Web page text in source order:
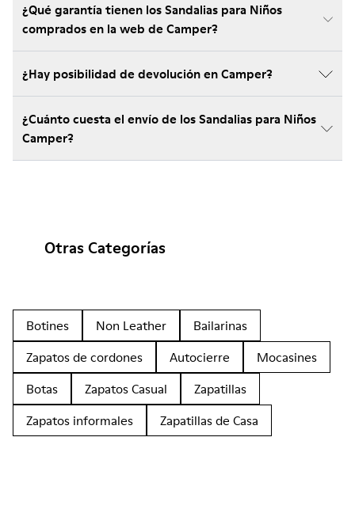
¿Qué garantía tienen los Sandalias para Niños
comprados en la web de Camper?
¿Hay posibilidad de devolución en Camper?
¿Cuánto cuesta el envío de los Sandalias para Niños
Camper?
Otras Categorías
Botines Non Leather
Bailarinas
Zapatos de cordones
Autocierre
Mocasines
Botas
Zapatos Casual
Zapatillas
Zapatos informales
Zapatillas de Casa